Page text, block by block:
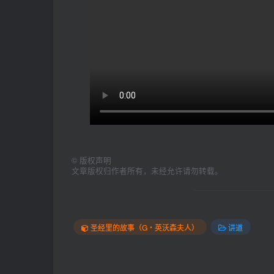
© 版权声明
文章版权归作者所有，未经允许请勿转载。
圣经里的故事（G‧英沃森夫人） 讲道